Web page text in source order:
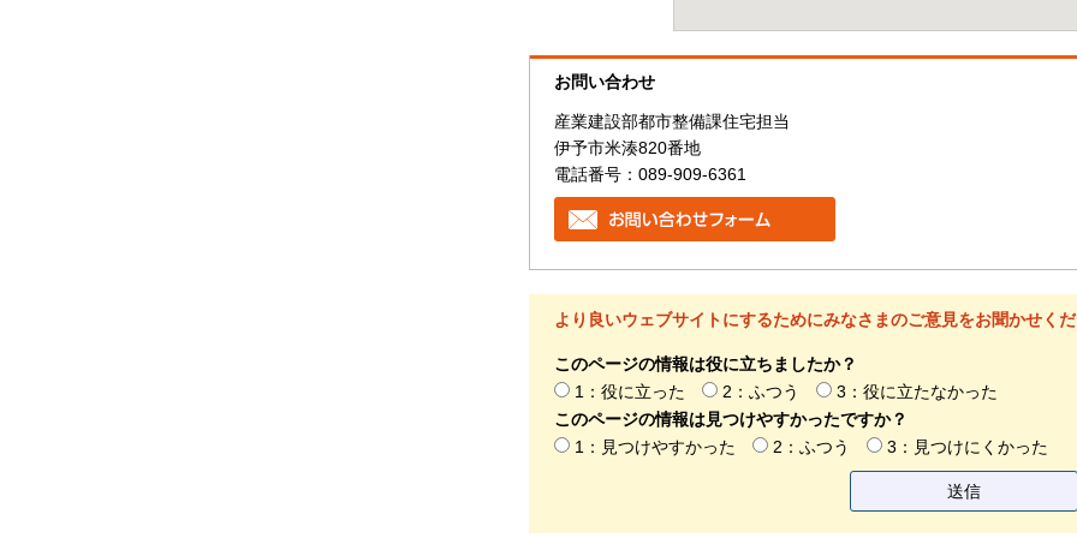
お問い合わせ
産業建設部都市整備課住宅担当
伊予市米湊820番地
電話番号：089-909-6361
より良いウェブサイトにするためにみなさまのご意見をお聞かせく
このページの情報は役に立ちましたか？
1：役に立った
2：ふつう
3：役に立たなかった
このページの情報は見つけやすかったですか？
1：見つけやすかった
2：ふつう 3：見つけにくかった